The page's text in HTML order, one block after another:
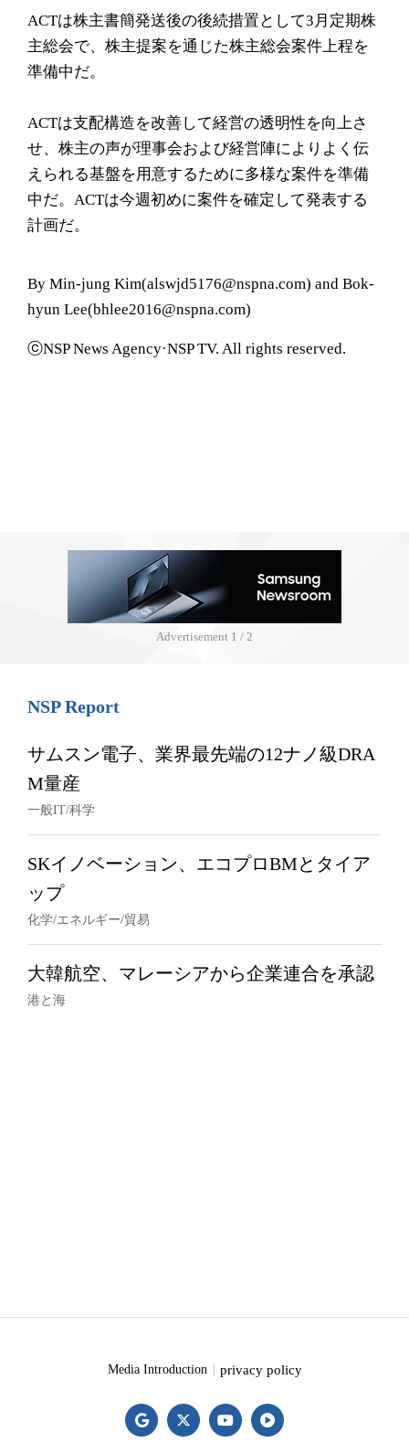
ACTは株主書簡発送後の後続措置として3月定期株
主総会で、株主提案を通じた株主総会案件上程を
準備中だ。
ACTは支配構造を改善して経営の透明性を向上さ
せ、株主の声が理事会および経営陣によりよく伝
えられる基盤を用意するために多様な案件を準備
中だ。ACTは今週初めに案件を確定して発表する
計画だ。
By Min-jung Kim(alswjd5176@nspna.com) and Bok-
hyun Lee(bhlee2016@nspna.com)
ⓒNSP News Agency·NSP TV. All rights reserved.
Advertisement 1 / 2
NSP Report
サムスン電子、業界最先端の12ナノ級DRA
M量産
一般IT/科学
SKイノベーション、エコプロBMとタイア
ップ
化学/エネルギー/貿易
大韓航空、マレーシアから企業連合を承認
港と海
Media Introduction privacy policy